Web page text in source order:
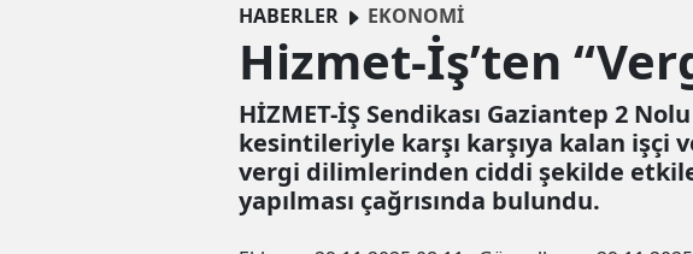
HABERLER EKONOMİ
Hizmet-İş’ten
HİZMET-İŞ Sendikası Gaziantep 2
kesintileriyle karşı karşıya kalan işçi
vergi dilimlerinden ciddi şekilde
yapılması çağrısında bulundu.